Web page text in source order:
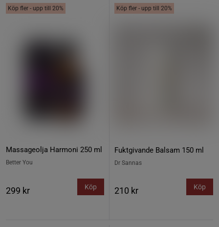
Köp fler - upp till 20%
Massageolja Harmoni 250 ml
Better You
299 kr Köp
Köp fler - upp till 20%
Fuktgivande Balsam 150 ml
Dr Sannas
210 kr Köp